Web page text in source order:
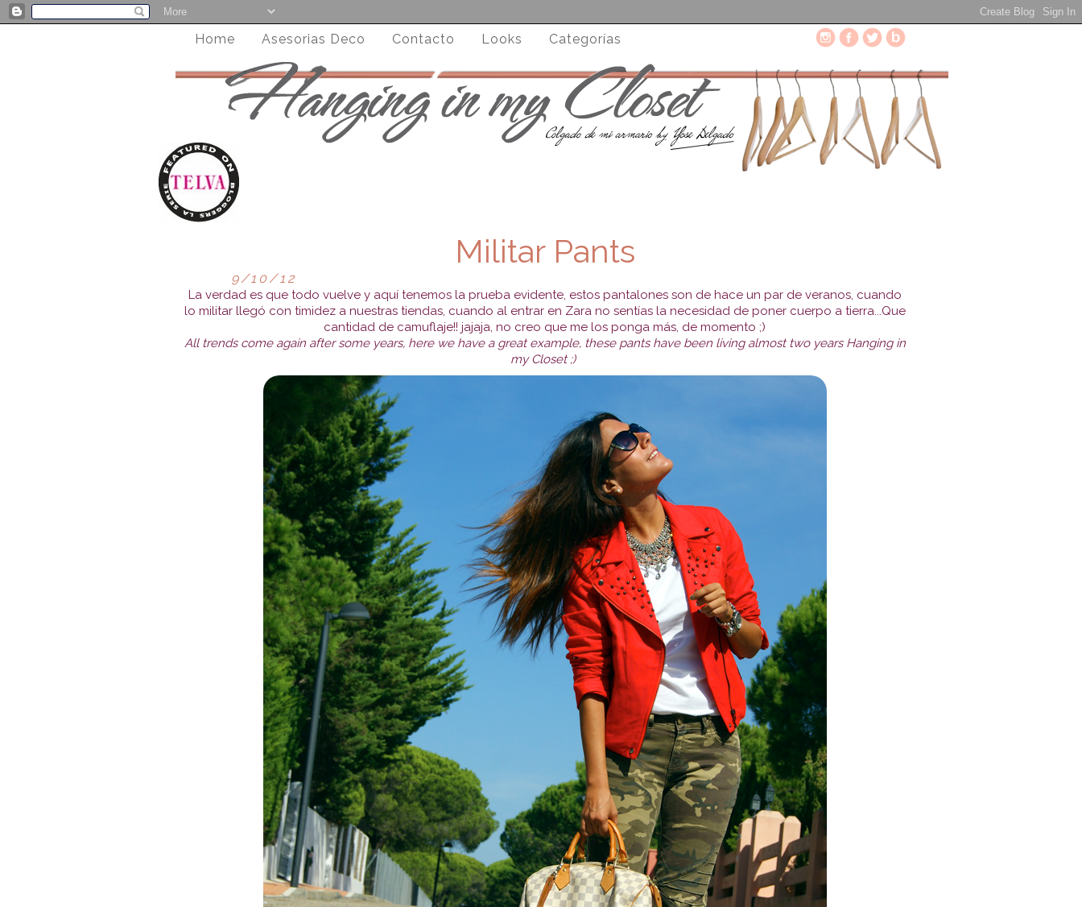
Home Asesorias Deco Contacto Looks Categorías
9/10/12
Militar Pants
La verdad es que todo vuelve y aquí tenemos la prueba evidente, estos pantalones son de hace un par de veranos, cuando
lo militar llegó con timidez a nuestras tiendas, cuando al entrar en Zara no sentías la necesidad de poner cuerpo a tierra...Que
cantidad de camuflaje!! jajaja, no creo que me los ponga más, de momento ;)
All trends come again after some years, here we have a great example, these pants have been living almost two years Hanging in
my Closet ;)